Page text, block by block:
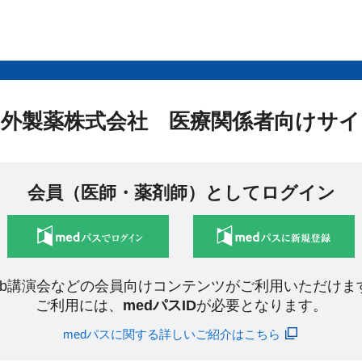
製薬株式会社 医療関係者向けサ
会員（医師・薬剤師）としてログイン
講演会などの会員向けコンテンツがご利用いただけま
ご利用には、 medパスIDが必要となります。
medパスに関する詳しいご紹介はこちら